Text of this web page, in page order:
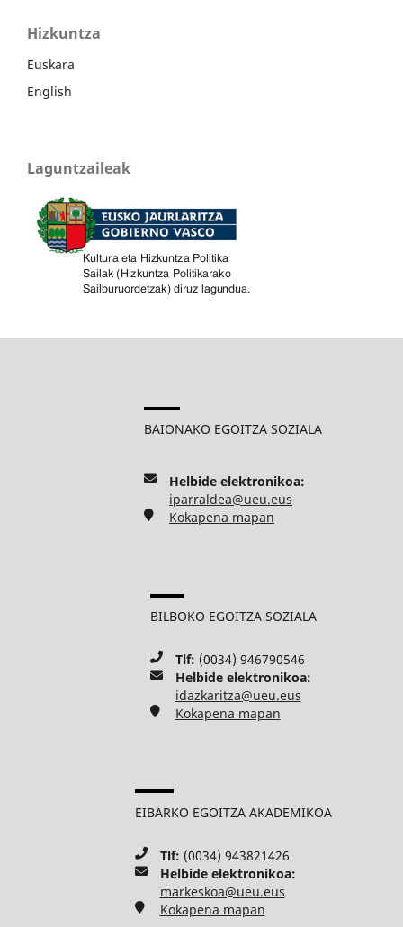
Hizkuntza
Euskara
English
Laguntzaileak
BAIONAKO EGOITZA SOZIALA
Helbide elektronikoa:
iparraldea@ueu.eus
Kokapena mapan
BILBOKO EGOITZA SOZIALA
Tlf: (0034) 946790546
Helbide elektronikoa:
idazkaritza@ueu.eus
Kokapena mapan
EIBARKO EGOITZA AKADEMIKOA
Tlf: (0034) 943821426
Helbide elektronikoa:
markeskoa@ueu.eus
Kokapena mapan